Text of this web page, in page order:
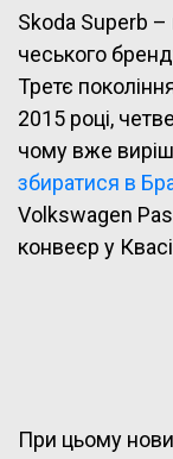
Skoda Superb –
чеського
Третє
2015 році,
чому вже
збиратися в
Volkswagen
конвеєр у
При цьому